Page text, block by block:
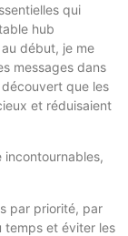
qui
hub
début, je me
messages dans
découvert que les
et réduisaient
incontournables,
par priorité, par
et éviter les